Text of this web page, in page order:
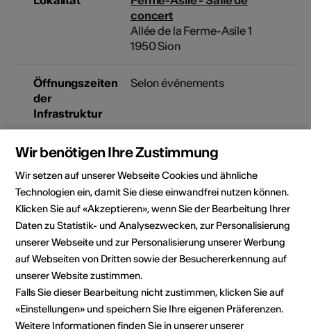
concert
Allée de la Ferme-Asile 1
1950 Sion
Öffnungszeiten
der
Infrastruktur
Selon événements
Bauliche
Rollstuhlgängig
Parkplatz
eingeschränkt
rollstuhlgängig
WC nicht
rollstuhlgängig
Details zur baulichen
Zugänglichkeit
Veranstalter
Ferme-Asile
Allée de la Ferme-Asile 1
Wir benötigen Ihre Zustimmung
Wir setzen auf unserer Webseite Cookies und ähnliche
Technologien ein, damit Sie diese einwandfrei nutzen können.
Klicken Sie auf «Akzeptieren», wenn Sie der Bearbeitung Ihrer
Daten zu Statistik- und Analysezwecken, zur Personalisierung
unserer Webseite und zur Personalisierung unserer Werbung
auf Webseiten von Dritten sowie der Besuchererkennung auf
unserer Website zustimmen.
Falls Sie dieser Bearbeitung nicht zustimmen, klicken Sie auf
«Einstellungen» und speichern Sie Ihre eigenen Präferenzen.
Weitere Informationen finden Sie in unserer unserer